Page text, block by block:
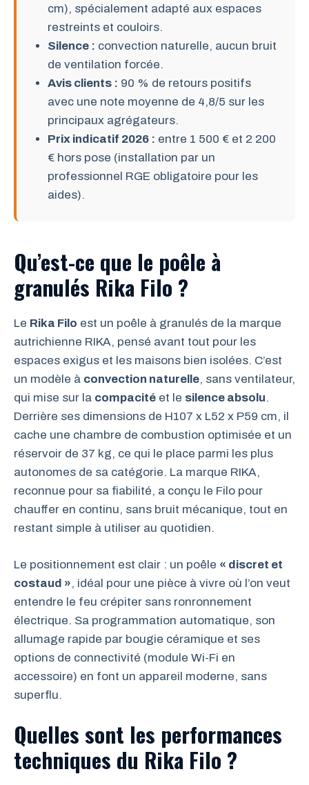
cm), spécialement adapté aux espaces
restreints et couloirs.
Silence : convection naturelle, aucun bruit
de ventilation forcée.
Avis clients : 90 % de retours positifs
avec une note moyenne de 4,8/5 sur les
principaux agrégateurs.
Prix indicatif 2026 : entre 1 500 € et 2 200
€ hors pose (installation par un
professionnel RGE obligatoire pour les
aides).
Qu’est-ce que le poêle à
granulés Rika Filo ?
Le Rika Filo est un poêle à granulés de la marque
autrichienne RIKA, pensé avant tout pour les
espaces exigus et les maisons bien isolées. C’est
un modèle à convection naturelle, sans ventilateur,
qui mise sur la compacité et le silence absolu.
Derrière ses dimensions de H107 x L52 x P59 cm, il
cache une chambre de combustion optimisée et un
réservoir de 37 kg, ce qui le place parmi les plus
autonomes de sa catégorie. La marque RIKA,
reconnue pour sa fiabilité, a conçu le Filo pour
chauffer en continu, sans bruit mécanique, tout en
restant simple à utiliser au quotidien.
Le positionnement est clair : un poêle « discret et
costaud », idéal pour une pièce à vivre où l’on veut
entendre le feu crépiter sans ronronnement
électrique. Sa programmation automatique, son
allumage rapide par bougie céramique et ses
options de connectivité (module Wi-Fi en
accessoire) en font un appareil moderne, sans
superflu.
Quelles sont les performances
techniques du Rika Filo ?